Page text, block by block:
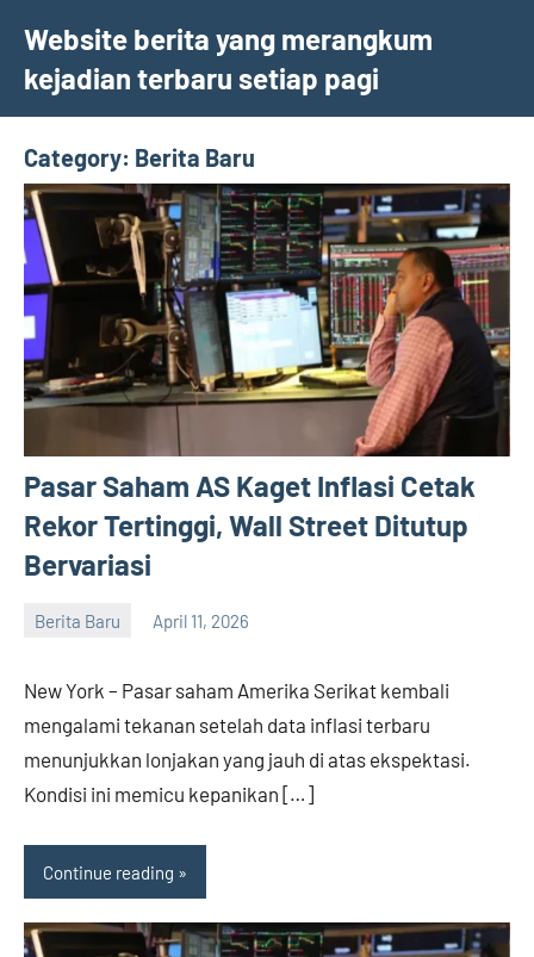
content
Website berita yang merangkum
kejadian terbaru setiap pagi
Category: Berita Baru
Pasar Saham AS Kaget Inflasi Cetak
Rekor Tertinggi, Wall Street Ditutup
Bervariasi
Berita Baru April 11, 2026
New York – Pasar saham Amerika Serikat kembali
mengalami tekanan setelah data inflasi terbaru
menunjukkan lonjakan yang jauh di atas ekspektasi.
Kondisi ini memicu kepanikan […]
Continue reading